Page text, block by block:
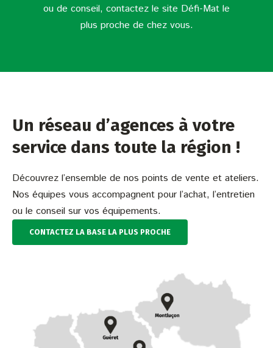
ou de conseil, contactez le site Défi-Mat le
plus proche de chez vous.
Un réseau d’agences à votre
service dans toute la région !
Découvrez l’ensemble de nos points de vente et ateliers.
Nos équipes vous accompagnent pour l’achat, l’entretien
ou le conseil sur vos équipements.
CONTACTEZ LA BASE LA PLUS PROCHE